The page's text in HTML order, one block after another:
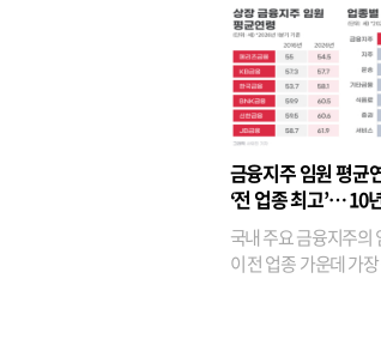
금융지주 임원 평균
‘전 업종 최고’… 10
원은 14배 껑충
국내 주요 금융지주의
이 전 업종 가운데 가